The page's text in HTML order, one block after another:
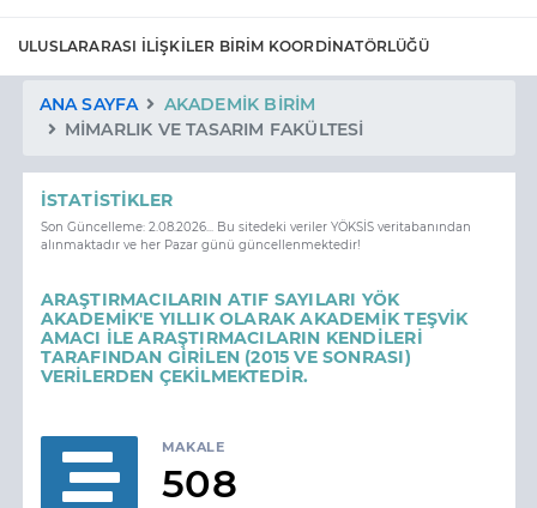
ULUSLARARASI İLİŞKİLER BİRİM KOORDİNATÖRLÜĞÜ
ANA SAYFA
AKADEMIK BIRIM
MİMARLIK VE TASARIM FAKÜLTESİ
İSTATISTIKLER
Son Güncelleme: 2.08.2026... Bu sitedeki veriler YÖKSİS veritabanından
alınmaktadır ve her Pazar günü güncellenmektedir!
ARAŞTIRMACILARIN ATIF SAYILARI YÖK
AKADEMİK'E YILLIK OLARAK AKADEMİK TEŞVİK
AMACI İLE ARAŞTIRMACILARIN KENDİLERİ
TARAFINDAN GİRİLEN (2015 VE SONRASI)
VERİLERDEN ÇEKİLMEKTEDİR.
MAKALE
508